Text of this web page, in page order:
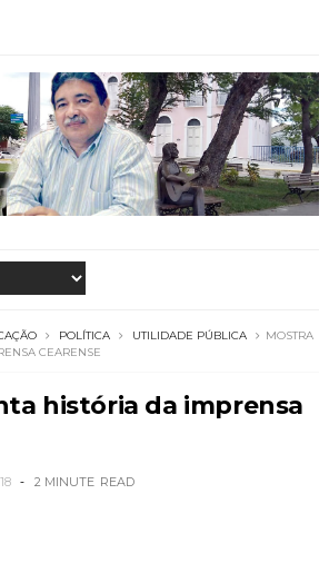
POLÍTICA UTILIDADE PÚBLICA
MOSTRA
CEARENSE
história da imprensa
2 MINUTE READ